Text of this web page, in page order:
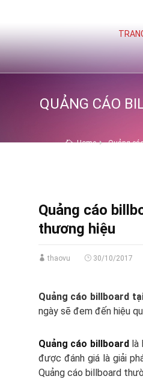
QUẢNG CÁO
Home Quảng
Quảng cáo
thương hiệu
thaovu 30/10/2017
Quảng cáo billboard
ngày sẽ đem đến hiệu
Quảng cáo billboardlà
được đánh giá là giải
Quảng cáo billboard